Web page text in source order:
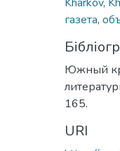
газета,
Южный
165.
URI